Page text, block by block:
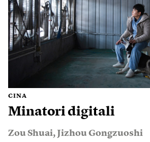
CINA
Minatori digitali
Zou Shuai, Jizhou Gongzuoshi